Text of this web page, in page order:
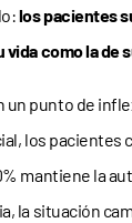
los pacientes
vida como la de
un punto de
los pacientes
mantiene la
la situación